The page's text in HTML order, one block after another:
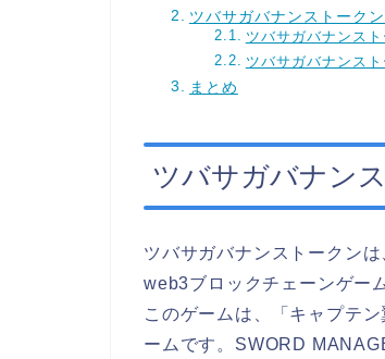
ツバサガバナンストーク
ツバサガバナンス
ツバサガバナンス
まとめ
ツバサガバナン
ツバサガバナンストークン
web3ブロックチェーンゲー
このゲームは、「キャプテ
ームです。SWORD